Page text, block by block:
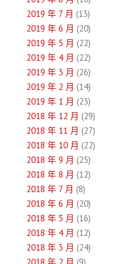
2019 年 7 月 (13)
2019 年 6 月 (20)
2019 年 5 月 (22)
2019 年 4 月 (22)
2019 年 3 月 (26)
2019 年 2 月 (14)
2019 年 1 月 (23)
2018 年 12 月 (29)
2018 年 11 月 (27)
2018 年 10 月 (22)
2018 年 9 月 (25)
2018 年 8 月 (12)
2018 年 7 月 (8)
2018 年 6 月 (20)
2018 年 5 月 (16)
2018 年 4 月 (12)
2018 年 3 月 (24)
2018 年 2 月 (9)